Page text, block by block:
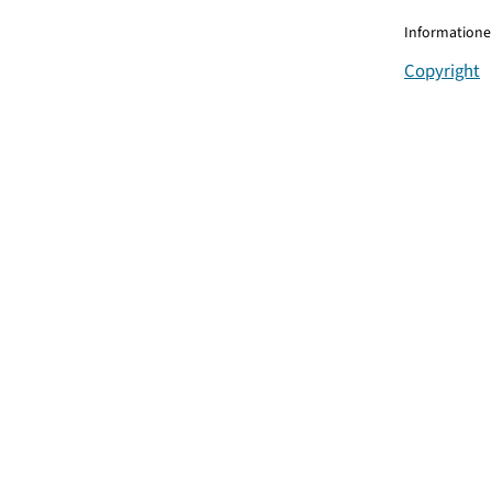
Copyright